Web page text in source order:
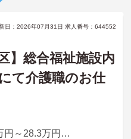
日：2026年07月31日 求人番号：644552
】総合福祉施設内
て介護職のお仕
月収 21.5万円～28.3万円程度※諸手当込（夜勤月5回想定）